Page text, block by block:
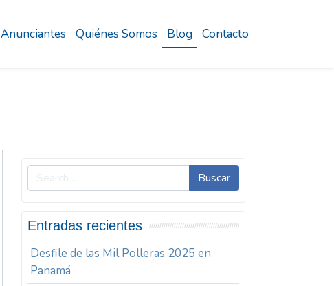
Anunciantes Quiénes Somos Blog Contacto
Buscar
Entradas recientes
Desfile de las Mil Polleras 2025 en
Panamá